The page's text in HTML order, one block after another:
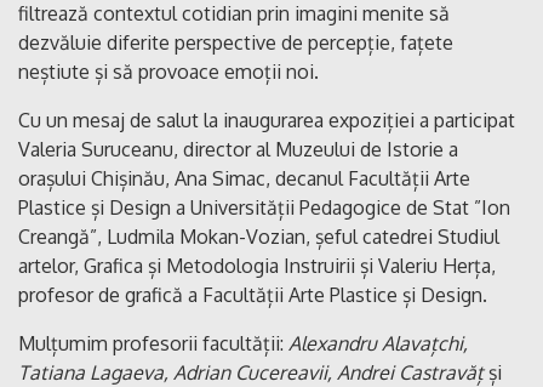
filtrează contextul cotidian prin imagini menite să
dezvăluie diferite perspective de percepție, fațete
neștiute și să provoace emoții noi.
Cu un mesaj de salut la inaugurarea expoziției a participat
Valeria Suruceanu, director al Muzeului de Istorie a
orașului Chișinău, Ana Simac, decanul Facultății Arte
Plastice și Design a Universității Pedagogice de Stat ”Ion
Creangă”, Ludmila Mokan-Vozian, șeful catedrei Studiul
artelor, Grafica și Metodologia Instruirii și Valeriu Herța,
profesor de grafică a Facultății Arte Plastice și Design.
Mulțumim profesorii facultății: Alexandru Alavațchi,
Tatiana Lagaeva, Adrian Cucereavii, Andrei Castravățși